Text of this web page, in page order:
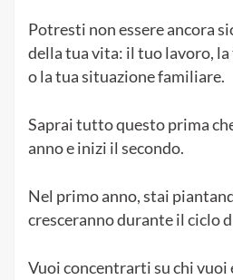
Potresti non essere ancora
della tua vita: il tuo lavoro,
o la tua situazione familiare.
Saprai tutto questo prima
anno e inizi il secondo.
Nel primo anno, stai
cresceranno durante il ciclo
Vuoi concentrarti su chi vuoi